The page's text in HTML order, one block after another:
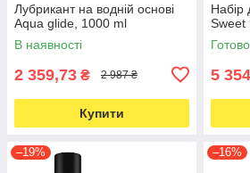
Лубрикант на водній основі
Aqua glide, 1000 ml
В наявності
2 359,73 ₴ 2 987 ₴
Купити
Набір
Sweet
5
–19% –16%